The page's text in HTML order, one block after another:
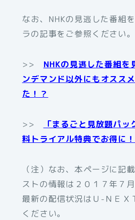
なお、NHKの見逃した番組
ラの記事をご参照ください。
>> NHKの見逃した番組を
ンデマンド以外にもオスス
た！？
>>
「まるごと見放題パ
料トライアル特典でお得に！
（注）なお、本ページに記
ストの情報は２０１７年７
最新の配信状況はＵ-ＮＥＸ
ください。